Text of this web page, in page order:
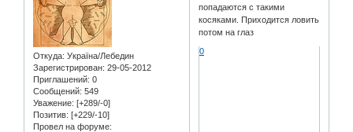
Откуда: Україна/Лебедин
Зарегистрирован: 29-05-2012
Приглашений: 0
Сообщений: 549
Уважение: [+289/-0]
Позитив: [+229/-10]
Провел на форуме:
попадаются с такими
косяками. Приходится ловить
потом на глаз
0